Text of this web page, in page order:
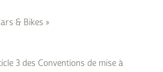
& Bikes »
3 des Conventions de mise à